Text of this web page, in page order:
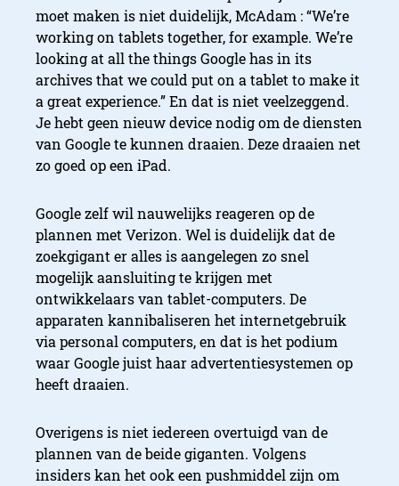
moet maken is niet duidelijk, McAdam : “We’re
working on tablets together, for example. We’re
looking at all the things Google has in its
archives that we could put on a tablet to make it
a great experience.” En dat is niet veelzeggend.
Je hebt geen nieuw device nodig om de diensten
van Google te kunnen draaien. Deze draaien net
zo goed op een iPad.
Google zelf wil nauwelijks reageren op de
plannen met Verizon. Wel is duidelijk dat de
zoekgigant er alles is aangelegen zo snel
mogelijk aansluiting te krijgen met
ontwikkelaars van tablet-computers. De
apparaten kannibaliseren het internetgebruik
via personal computers, en dat is het podium
waar Google juist haar advertentiesystemen op
heeft draaien.
Overigens is niet iedereen overtuigd van de
plannen van de beide giganten. Volgens
insiders kan het ook een pushmiddel zijn om